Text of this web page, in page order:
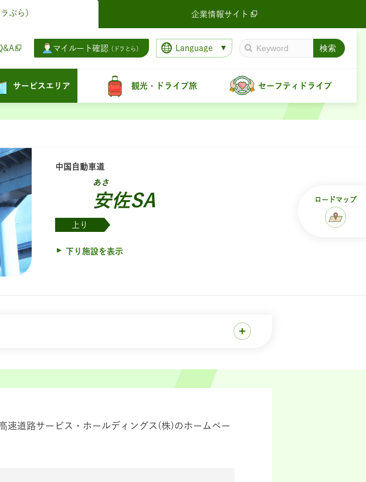
ラぷら） 企業情報サイト
マイルート確認 （ドラとら） Language
サービスエリア 観光・ドライブ旅 セーフティドライブ
中国自動車道
あさ
安佐SA
上り
下り施設を表示
速道路サービス・ホールディングス(株)のホームペー
ロードマップ